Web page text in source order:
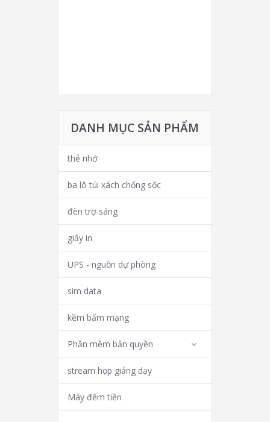
DANH MỤC SẢN PHẨM
thẻ nhớ
ba lô túi xách chống sốc
đèn trợ sáng
giấy in
UPS - nguồn dự phòng
sim data
kềm bấm mạng
Phần mềm bản quyền
stream họp giảng dạy
Máy đếm tiền